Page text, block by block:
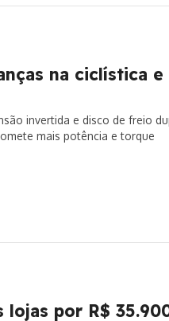
na ciclística e
invertida e disco de freio
mais potência e torque
lojas por R$